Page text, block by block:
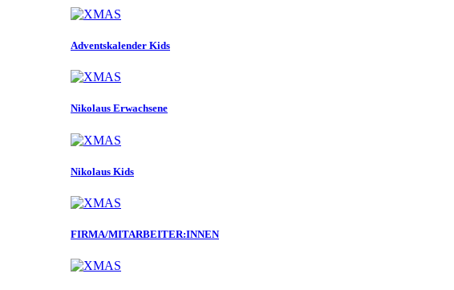
Adventskalender Kids
Nikolaus Erwachsene
Nikolaus Kids
FIRMA/MITARBEITER:INNEN